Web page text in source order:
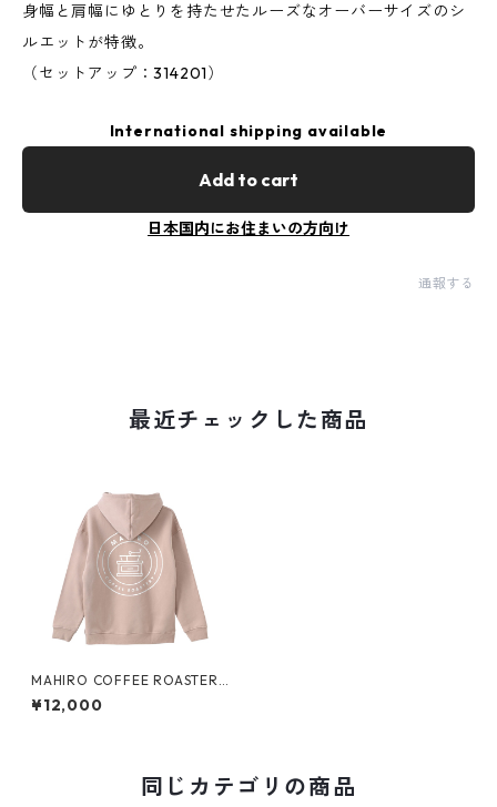
身幅と肩幅にゆとりを持たせたルーズなオーバーサイズのシ
ルエットが特徴。
（セットアップ：314201）
International shipping available
Add to cart
日本国内にお住まいの方向け
通報する
最近チェックした商品
MAHIRO COFFEE ROASTERY
裏起毛Bigパーカー
¥12,000
同じカテゴリの商品